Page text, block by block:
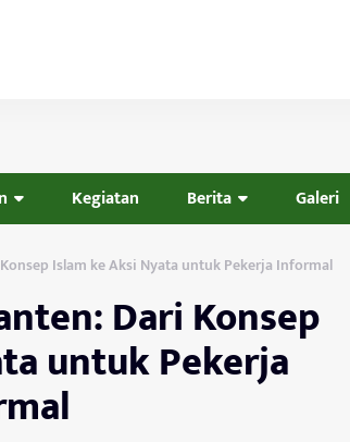
Kegiatan Berita Galeri
Islam ke Aksi Nyata untuk Pekerja Informal
Dari Konsep
untuk Pekerja